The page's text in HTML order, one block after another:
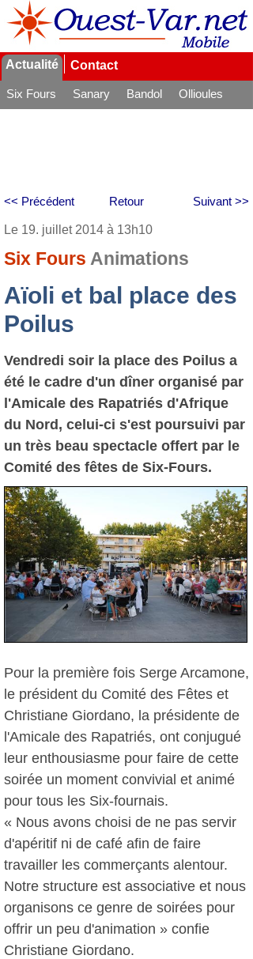
Actualité Contact
Six Fours Sanary Bandol
Ollioules
Retour
<< Précédent Suivant >>
Le 19. juillet 2014 à 13h10
Six Fours Animations
Aïoli et bal place des
Poilus
Vendredi soir la place des Poilus a
été le cadre d'un dîner organisé par
l'Amicale des Rapatriés d'Afrique
du Nord, celui-ci s'est poursuivi par
un très beau spectacle offert par le
Comité des fêtes de Six-Fours.
Pour la première fois Serge Arcamone,
le président du Comité des Fêtes et
Christiane Giordano, la présidente de
l'Amicale des Rapatriés, ont conjugué
leur enthousiasme pour faire de cette
soirée un moment convivial et animé
pour tous les Six-fournais.
« Nous avons choisi de ne pas servir
d'apéritif ni de café afin de faire
travailler les commerçants alentour.
Notre structure est associative et nous
organisons ce genre de soirées pour
offrir un peu d'animation » confie
Christiane Giordano.